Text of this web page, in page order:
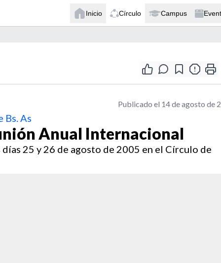
Inicio Círculo Campus
Publicado el 14 de agosto de
Bs. As
Anual Internacional
25 y 26 de agosto de 2005 en el Círculo de